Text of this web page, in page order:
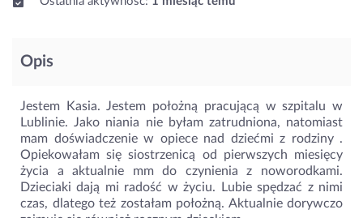
Opis
Jestem Kasia. Jestem położną pracującą w szpitalu w
Lublinie. Jako niania nie byłam zatrudniona, natomiast
mam doświadczenie w opiece nad dziećmi z rodziny .
Opiekowałam się siostrzenicą od pierwszych miesięcy
życia a aktualnie mm do czynienia z noworodkami.
Dzieciaki dają mi radość w życiu. Lubie spędzać z nimi
czas, dlatego też zostałam położną. Aktualnie dorywczo